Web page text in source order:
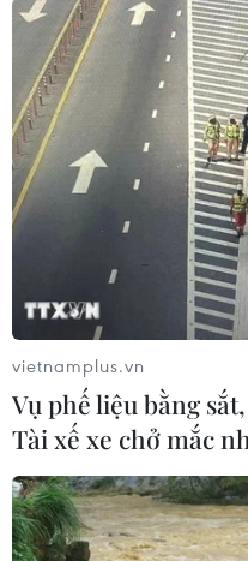
TIN CÙNG
Chuyển Bộ Công an
nhân bán vàng không
08/08/2026 14:37
vietnamplus.vn
Vụ phế liệu bằng
Tài xế xe chở mắc